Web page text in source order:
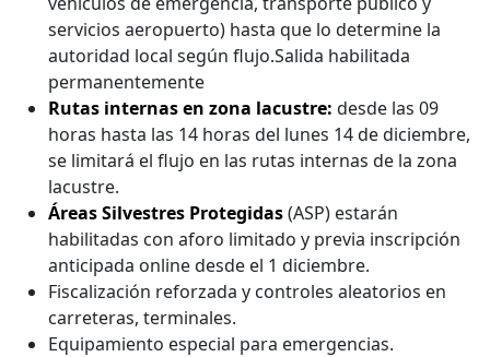
servicios aeropuerto) hasta que lo determine la
autoridad local según flujo.Salida habilitada
permanentemente
Rutas internas en zona lacustre: desde las 09
horas hasta las 14 horas del lunes 14 de diciembre,
se limitará el flujo en las rutas internas de la zona
lacustre.
Áreas Silvestres Protegidas(ASP) estarán
habilitadas con aforo limitado y previa inscripción
anticipada online desde el 1 diciembre.
Fiscalización reforzada y controles aleatorios en
carreteras, terminales.
Equipamiento especial para emergencias.